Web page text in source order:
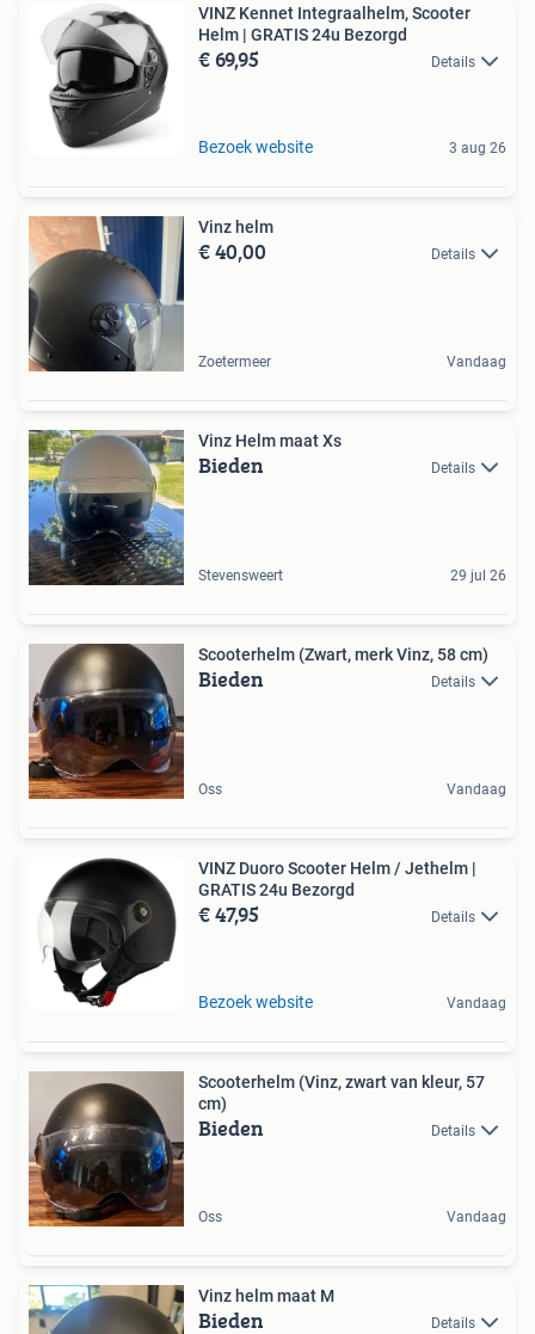
VINZ Kennet Integraalhelm, Scooter
Helm | GRATIS 24u Bezorgd
€ 69,95 Details
Bezoek website 3 aug 26
Vinz helm
€ 40,00 Details
Zoetermeer Vandaag
Vinz Helm maat Xs
Bieden Details
Stevensweert 29 jul 26
Scooterhelm (Zwart, merk Vinz, 58 cm)
Bieden Details
Oss Vandaag
VINZ Duoro Scooter Helm / Jethelm |
GRATIS 24u Bezorgd
€ 47,95 Details
Bezoek website Vandaag
Scooterhelm (Vinz, zwart van kleur, 57
cm)
Bieden Details
Oss Vandaag
Vinz helm maat M
Bieden Details